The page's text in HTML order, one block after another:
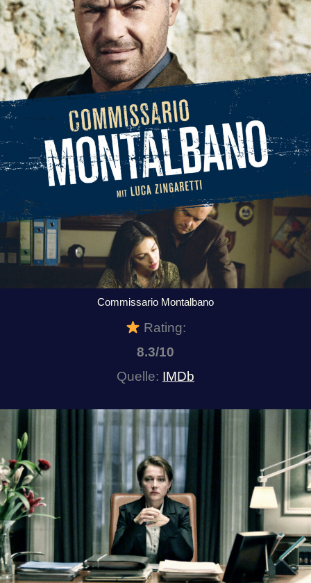
Commissario Montalbano
Rating:
8.3/10
Quelle: IMDb